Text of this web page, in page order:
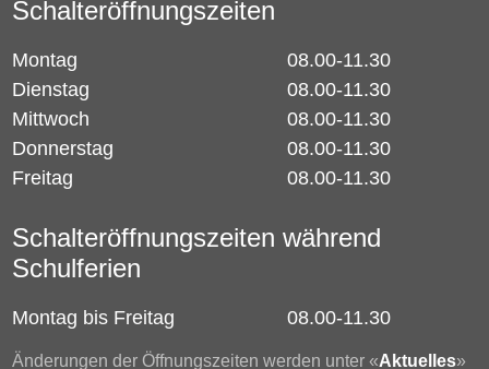
Schalteröffnungszeiten
Montag
08.00-11.30
Dienstag
08.00-11.30
Mittwoch
08.00-11.30
Donnerstag
08.00-11.30
Freitag
08.00-11.30
Schalteröffnungszeiten während
Schulferien
Montag bis Freitag 08.00-11.30
Änderungen der Öffnungszeiten werden unter «Aktuelles»